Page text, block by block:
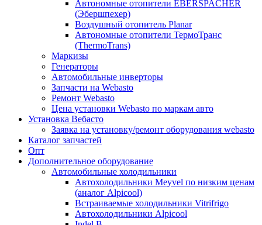
Автономные отопители EBERSPACHER
(Эбершпехер)
Воздушный отопитель Planar
Автономные отопители ТермоТранс
(ThermoTrans)
Маркизы
Генераторы
Автомобильные инверторы
Запчасти на Webasto
Ремонт Webasto
Цена установки Webasto по маркам авто
Установка Вебасто
Заявка на установку/ремонт оборудования webasto
Каталог запчастей
Опт
Дополнительное оборудование
Автомобильные холодильники
Автохолодильники Meyvel по низким ценам
(аналог Alpicool)
Встраиваемые холодильники Vitrifrigo
Автохолодильники Alpicool